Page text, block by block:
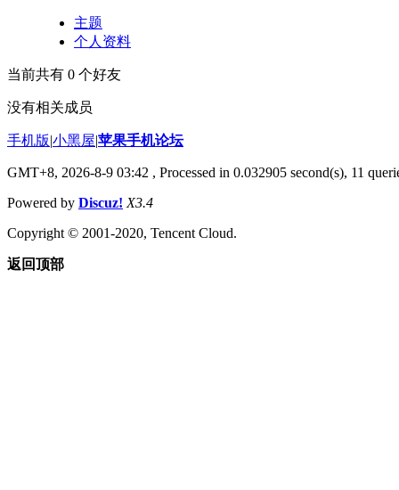
主题
个人资料
当前共有 0 个好友
没有相关成员
手机版|小黑屋|苹果手机论坛
GMT+8, 2026-8-9 03:42 , Processed in 0.032905 second(s), 11
Powered by Discuz! X3.4
Copyright © 2001-2020, Tencent Cloud.
返回顶部